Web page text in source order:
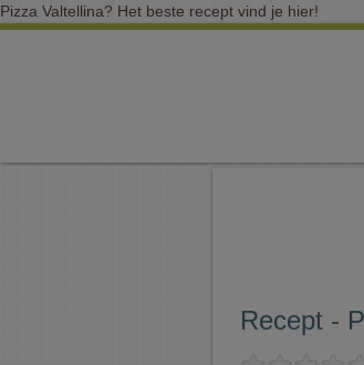
Pizza Valtellina? Het beste recept vind je hier!
Recept -